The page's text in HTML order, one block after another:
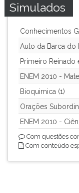
Simulados
Conhecimentos
Auto da Barca do
Primeiro Reinado
ENEM 2010 -
Bioquimica (1)
Orações
ENEM 2010 -
Com questões
Com conteúdo